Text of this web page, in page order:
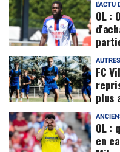
L'ACTU
OL :
FC
plus
OL :
en